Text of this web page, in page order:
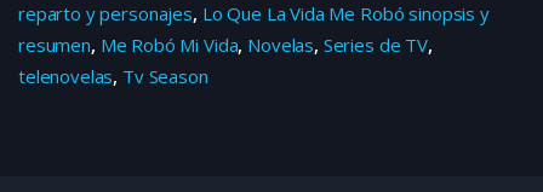
reparto y personajes, Lo Que La Vida Me Robó sinopsis y
resumen, Me Robó Mi Vida, Novelas, Series de TV,
telenovelas, Tv Season